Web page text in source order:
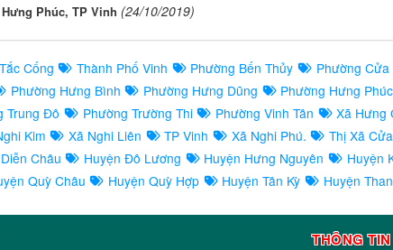
Phúc, TP Vinh (24/10/2019)
Cống Thành Phố Vinh Phường Bến Thủy Phường Cửa
Phường Hưng Bình Phường Hưng Dũng Phường Hưng Phúc
Trung Đô Phường Trường Thi Phường Vinh Tân Xã Hưng
Kim Xã Nghi Liên TP Vinh Xã Nghi Phú. Thị Xã
Châu Huyện Đô Lương Huyện Hưng Nguyên Huyện
Quỳ Châu Huyện Quỳ Hợp Huyện Tân Kỳ Huyện
THÔNG